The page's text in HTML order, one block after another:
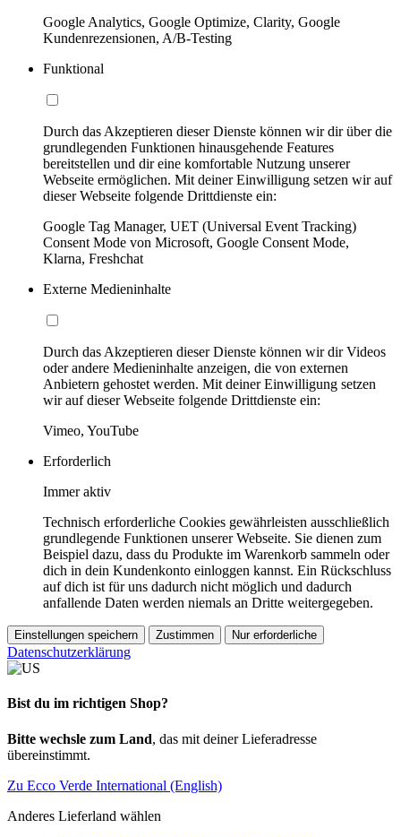
Google Analytics, Google Optimize, Clarity, Google
Kundenrezensionen, A/B-Testing
Funktional
Durch das Akzeptieren dieser Dienste können wir dir über die
grundlegenden Funktionen hinausgehende Features
bereitstellen und dir eine komfortable Nutzung unserer
Webseite ermöglichen. Mit deiner Einwilligung setzen wir auf
dieser Webseite folgende Drittdienste ein:
Google Tag Manager, UET (Universal Event Tracking)
Consent Mode von Microsoft, Google Consent Mode,
Klarna, Freshchat
Externe Medieninhalte
Durch das Akzeptieren dieser Dienste können wir dir Videos
oder andere Medieninhalte anzeigen, die von externen
Anbietern gehostet werden. Mit deiner Einwilligung setzen
wir auf dieser Webseite folgende Drittdienste ein:
Vimeo, YouTube
Erforderlich
Immer aktiv
Technisch erforderliche Cookies gewährleisten ausschließlich
grundlegende Funktionen unserer Webseite. Sie dienen zum
Beispiel dazu, dass du Produkte im Warenkorb sammeln oder
dich in dein Kundenkonto einloggen kannst. Ein Rückschluss
auf dich ist für uns dadurch nicht möglich und dadurch
anfallende Daten werden niemals an Dritte weitergegeben.
Einstellungen speichern Zustimmen Nur erforderliche
Datenschutzerklärung
Bist du im richtigen Shop?
Bitte wechsle zum Land, das mit deiner Lieferadresse
übereinstimmt.
Zu Ecco Verde International (English)
Anderes Lieferland wählen